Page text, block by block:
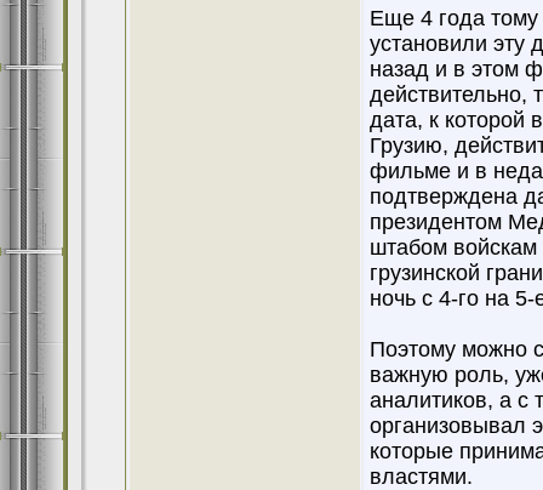
Еще 4 года
установили эту
назад и в этом
действительно,
дата, к которой
Грузию,
фильме и в
подтверждена
президентом
штабом войскам
грузинской
ночь с 4-го на 5-
Поэтому можно
важную роль,
аналитиков, а с
организовывал
которые
властями.